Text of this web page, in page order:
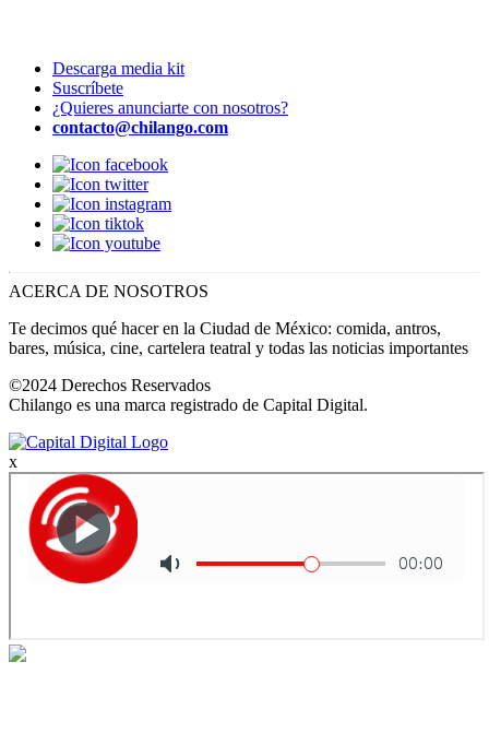
Descarga media kit
Suscríbete
¿Quieres anunciarte con nosotros?
contacto@chilango.com
ACERCA DE NOSOTROS
Te decimos qué hacer en la Ciudad de México: comida, antros,
bares, música, cine, cartelera teatral y todas las noticias importantes
©2024 Derechos Reservados
Chilango es una marca registrado de Capital Digital.
x